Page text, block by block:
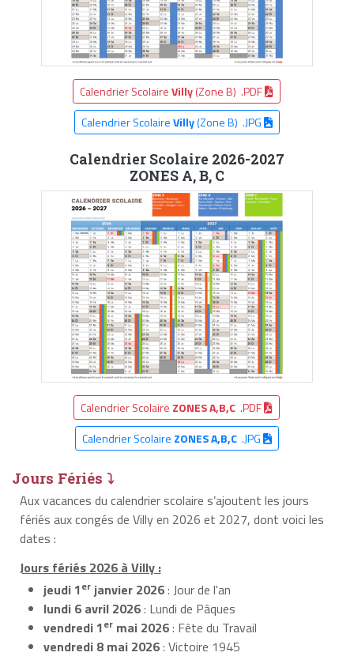
Calendrier ScolaireVilly(Zone B) .PDF
Calendrier ScolaireVilly(Zone B) .JPG
Calendrier Scolaire 2026-2027
ZONES A, B, C
Calendrier Scolaire ZONES A,B,C .PDF
Calendrier Scolaire ZONES A,B,C.JPG
Jours Fériés ⤵
Aux vacances du calendrier scolaire s’ajoutent les jours
fériés aux congés de Villy en 2026 et 2027, dont voici les
dates :
Jours fériés 2026 à Villy :
jeudi 1er janvier 2026: Jour de l'an
lundi 6 avril 2026: Lundi de Pâques
vendredi 1er mai 2026: Fête du Travail
vendredi 8 mai 2026: Victoire 1945